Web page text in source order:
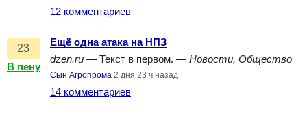
12 комментариев
23
В пену
Ещё одна атака на НПЗ
dzen.ru — Текст в первом. — Новости, Общество
Сын Агропрома 2 дня 23 ч назад
14 комментариев